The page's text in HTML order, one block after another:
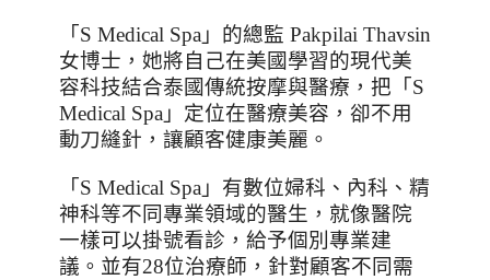
「 S Medical Spa 」的總監 Pakpilai Thavsin
女博士，她將自己在美國學習的現代美
容科技結合泰國傳統按摩與醫療，把「 S
Medical Spa 」定位在醫療美容，卻不用
動刀縫針，讓顧客健康美麗。
「 S Medical Spa 」有數位婦科、內科、精
神科等不同專業領域的醫生，就像醫院
一樣可以掛號看診，給予個別專業建
議。並有28位治療師，針對顧客不同需